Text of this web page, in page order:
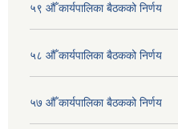
५९ औँ कार्यपालिका बैठकको निर्णय
५८ औँ कार्यपालिका बैठकको निर्णय
५७ औँ कार्यपालिका बैठकको निर्णय